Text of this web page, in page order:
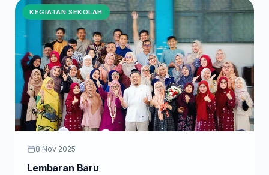
KEGIATAN SEKOLAH
8 Nov 2025
Lembaran Baru